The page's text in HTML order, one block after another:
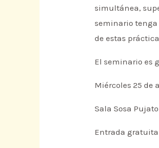
simultánea,
seminario tenga
de estas
El seminario es
Miércoles 25 de
Sala Sosa Pujato
Entrada gratuita